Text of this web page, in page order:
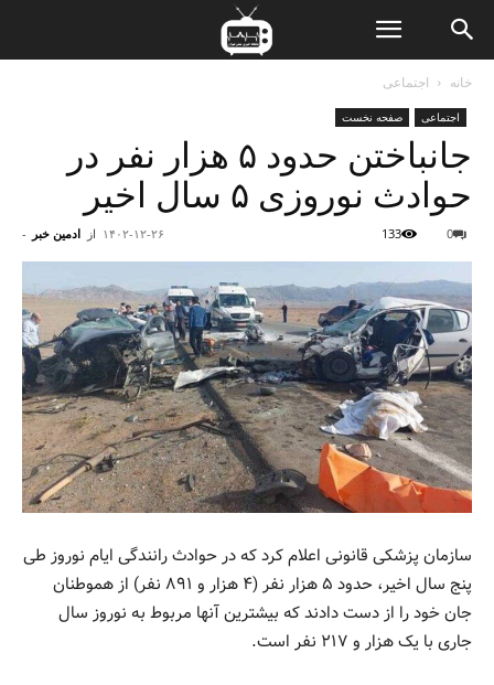
خانه اجتماعی
اجتماعی صفحه نخست
جانباختن حدود ۵ هزار نفر در
حوادث نوروزی ۵ سال اخیر
از ادمین خبر - ۱۴۰۲-۱۲-۲۶ 0
133
سازمان پزشکی قانونی اعلام کرد که در حوادث رانندگی ایام نوروز طی
پنج سال اخیر، حدود ۵ هزار نفر (۴ هزار و ۸۹۱ نفر) از هموطنان
جان خود را از دست دادند که بیشترین آنها مربوط به نوروز سال
جاری با یک هزار و ۲۱۷ نفر است.